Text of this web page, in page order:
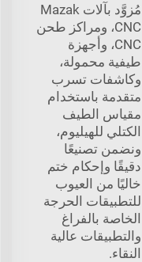
مُزوَّد بآلات Mazak
CNC، ومراكز طحن
CNC، وأجهزة
طيفية محمولة،
وكاشفات تسرب
متقدمة باستخدام
مقياس الطيف
الكتلي للهيليوم،
ونضمن تصنيعًا
دقيقًا وإحكام ختم
خاليًا من العيوب
للتطبيقات الحرجة
الخاصة بالفراغ
والتطبيقات عالية
النقاء.